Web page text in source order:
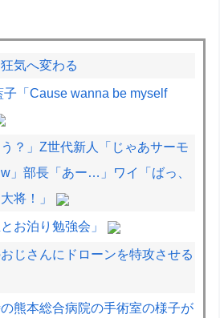
気へ変わる
子「Cause wanna be myself
？」Z世代新人「じゃあサーモ
」部長「あー…」ワイ「ばっ、
将！」
お泊り勉強会」
じさんにドローンを特攻させる
の熊本総合病院の手術室の様子が